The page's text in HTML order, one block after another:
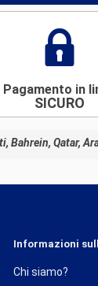
Pagamento in
SICURO
Bahrein, Qatar,
Informazioni
Chi siamo?